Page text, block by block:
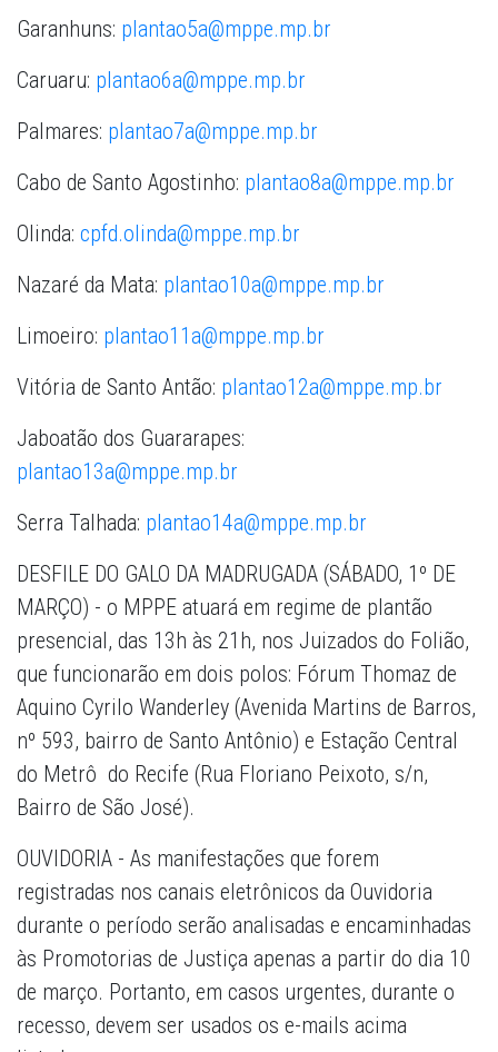
Garanhuns: plantao5a@mppe.mp.br
Caruaru: plantao6a@mppe.mp.br
Palmares: plantao7a@mppe.mp.br
Cabo de Santo Agostinho: plantao8a@mppe.mp.br
Olinda: cpfd.olinda@mppe.mp.br
Nazaré da Mata: plantao10a@mppe.mp.br
Limoeiro: plantao11a@mppe.mp.br
Vitória de Santo Antão: plantao12a@mppe.mp.br
Jaboatão dos Guararapes:
plantao13a@mppe.mp.br
Serra Talhada: plantao14a@mppe.mp.br
DESFILE DO GALO DA MADRUGADA (SÁBADO, 1º DE
MARÇO) - o MPPE atuará em regime de plantão
presencial, das 13h às 21h, nos Juizados do Folião,
que funcionarão em dois polos: Fórum Thomaz de
Aquino Cyrilo Wanderley (Avenida Martins de Barros,
nº 593, bairro de Santo Antônio) e Estação Central
do Metrô do Recife (Rua Floriano Peixoto, s/n,
Bairro de São José).
OUVIDORIA - As manifestações que forem
registradas nos canais eletrônicos da Ouvidoria
durante o período serão analisadas e encaminhadas
às Promotorias de Justiça apenas a partir do dia 10
de março. Portanto, em casos urgentes, durante o
recesso, devem ser usados os e-mails acima